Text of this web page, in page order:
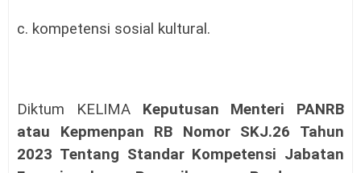
c. kompetensi sosial kultural.
Diktum KELIMA Keputusan Menteri PANRB
atau Kepmenpan RB Nomor SKJ.26 Tahun
2023 Tentang Standar Kompetensi Jabatan